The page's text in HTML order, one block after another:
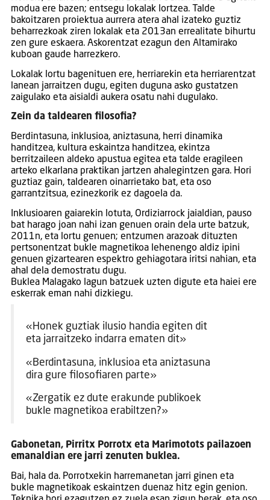
modua ere bazen; entsegu lokalak lortzea. Talde
bakoitzaren proiektua aurrera atera ahal izateko guztiz
beharrezkoak ziren lokalak eta 2013an errealitate bihurtu
zen gure eskaera. Askorentzat ezagun den Altamirako
kuboan gaude harrezkero.
Lokalak lortu bagenituen ere, herriarekin eta herriarentzat
lanean jarraitzen dugu, egiten duguna asko gustatzen
zaigulako eta aisialdi aukera osatu nahi dugulako.
Zein da taldearen filosofia?
Berdintasuna, inklusioa, aniztasuna, herri dinamika
handitzea, kultura eskaintza handitzea, ekintza
berritzaileen aldeko apustua egitea eta talde eragileen
arteko elkarlana praktikan jartzen ahalegintzen gara. Hori
guztiaz gain, taldearen oinarrietako bat, eta oso
garrantzitsua, ezinezkorik ez dagoela da.
Inklusioaren gaiarekin lotuta, Ordiziarrock jaialdian, pauso
bat harago joan nahi izan genuen orain dela urte batzuk,
2011n, eta lortu genuen; entzumen arazoak dituzten
pertsonentzat bukle magnetikoa lehenengo aldiz ipini
genuen gizartearen espektro gehiagotara iritsi nahian, eta
ahal dela demostratu dugu.
Buklea Malagako lagun batzuek uzten digute eta haiei ere
eskerrak eman nahi dizkiegu.
«Honek guztiak ilusio handia egiten dit
eta jarraitzeko indarra ematen dit»
«Berdintasuna, inklusioa eta aniztasuna
dira gure filosofiaren parte»
«Zergatik ez dute erakunde publikoek
bukle magnetikoa erabiltzen?»
Gabonetan, Pirritx Porrotx eta Marimotots pailazoen
emanaldian ere jarri zenuten buklea.
Bai, hala da. Porrotxekin harremanetan jarri ginen eta
bukle magnetikoak eskaintzen duenaz hitz egin genion.